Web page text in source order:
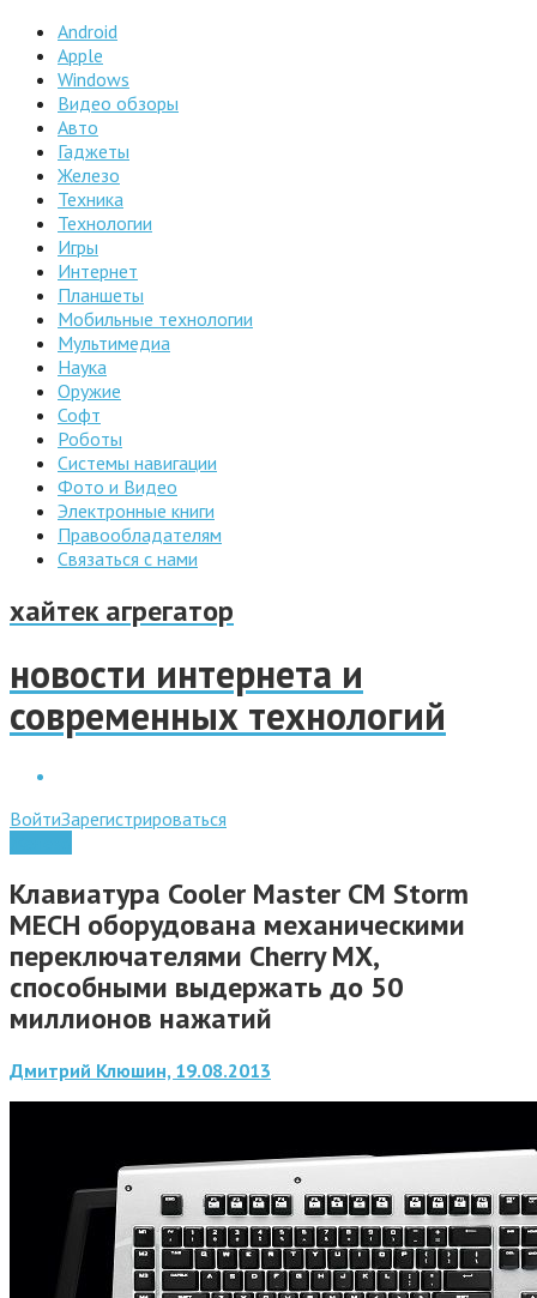
Android
Apple
Windows
Видео обзоры
Авто
Гаджеты
Железо
Техника
Технологии
Игры
Интернет
Планшеты
Мобильные технологии
Мультимедиа
Наука
Оружие
Софт
Роботы
Системы навигации
Фото и Видео
Электронные книги
Правообладателям
Связаться с нами
хайтек агрегатор
новости интернета и
современных технологий
ВойтиЗарегистрироваться
Клавиатура Cooler Master CM Storm
MECH оборудована механическими
переключателями Cherry MX,
способными выдержать до 50
миллионов нажатий
Дмитрий Клюшин, 19.08.2013